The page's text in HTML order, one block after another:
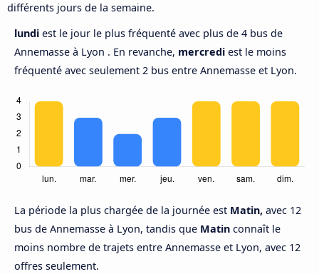
différents jours de la semaine.
lundi est le jour le plus fréquenté avec plus de 4 bus de
Annemasse à Lyon . En revanche, mercredi est le moins
fréquenté avec seulement 2 bus entre Annemasse et Lyon.
La période la plus chargée de la journée est Matin, avec 12
bus de Annemasse à Lyon, tandis que Matin connaît le
moins nombre de trajets entre Annemasse et Lyon, avec 12
offres seulement.